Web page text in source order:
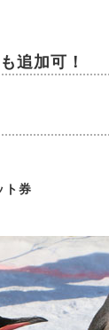
追加可！
ト券